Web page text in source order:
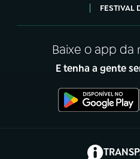
FESTIVAL
Baixe o app da
E tenha a gente